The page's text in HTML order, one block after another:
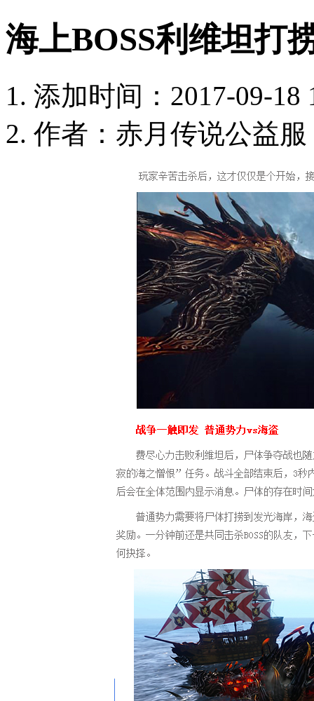
海上BOSS利维坦打
添加时间：2017-09-18
作者：赤月传说公益服